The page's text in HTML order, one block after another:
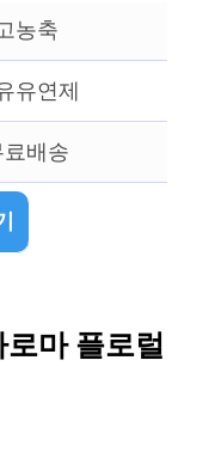
농축
유연제
배송
마 플로럴